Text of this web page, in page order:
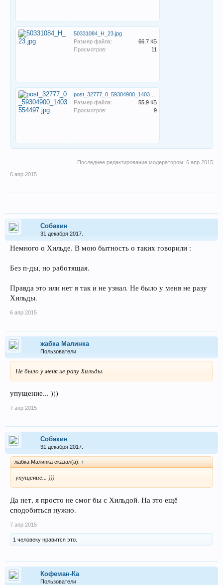
50331084_H_23.jpg
Размер файла:
66,7 КБ
Просмотров:
11
Размер файла:
55,9 КБ
Просмотров:
9
Последнее редактирование модератором: 6 апр 2015
6 апр 2015
Собакин
31 декабря 2017.
Немного о Хильде. В мою бытность о таких говорили :
Без п-ды, но работящая.
Правда это или нет я так и не узнал. Не было у меня не разу
Хильды.
6 апр 2015
жабка Малинка
Пользователи
Не было у меня не разу Хильды.
упущение... )))
7 апр 2015
Собакин
31 декабря 2017.
жабка Малинка сказал(а): ↑
упущение... )))
Да нет, я просто не смог бы с Хильдой. На это ещё
сподобиться нужно.
7 апр 2015
1 человеку нравится это.
Кофеман-Ка
Пользователи